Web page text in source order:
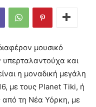
μουσικό
υπερταλαντούχα και
η μοναδική μεγάλη
με τους Planet Tiki, ή
από τη Νέα Υόρκη, με